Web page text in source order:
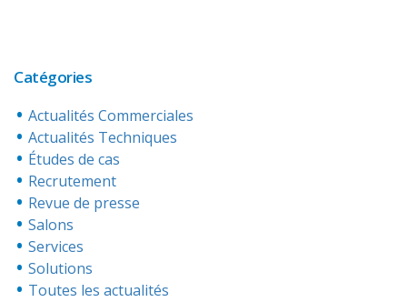
Catégories
Actualités Commerciales
Actualités Techniques
Études de cas
Recrutement
Revue de presse
Salons
Services
Solutions
Toutes les actualités